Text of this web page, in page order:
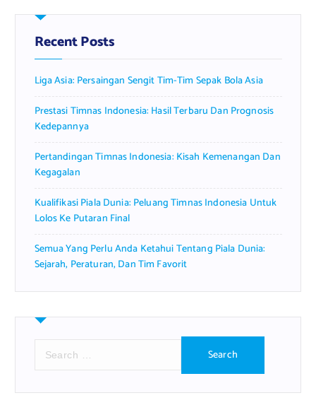
Recent Posts
Liga Asia: Persaingan Sengit Tim-Tim Sepak Bola Asia
Prestasi Timnas Indonesia: Hasil Terbaru Dan Prognosis
Kedepannya
Pertandingan Timnas Indonesia: Kisah Kemenangan Dan
Kegagalan
Kualifikasi Piala Dunia: Peluang Timnas Indonesia Untuk
Lolos Ke Putaran Final
Semua Yang Perlu Anda Ketahui Tentang Piala Dunia:
Sejarah, Peraturan, Dan Tim Favorit
r